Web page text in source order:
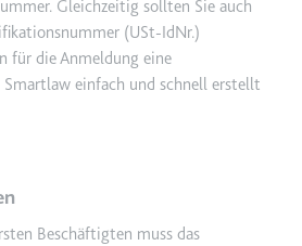
Gleichzeitig sollten Sie auch
(USt-IdNr.)
für die Anmeldung eine
einfach und schnell erstellt
Beschäftigten muss das